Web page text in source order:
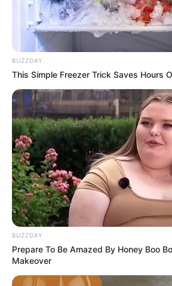
На кадрах із камер спостереження
очевидців видно натовп людей
хаотичний рух, крики та чути серію
Частина людей намагається
приміщення, а біля будівлі
поліції та військові.
BUZZDAY
This Simple Freezer Trick Saves Hours
BUZZDAY
Prepare To Be Amazed By Honey Boo
Makeover